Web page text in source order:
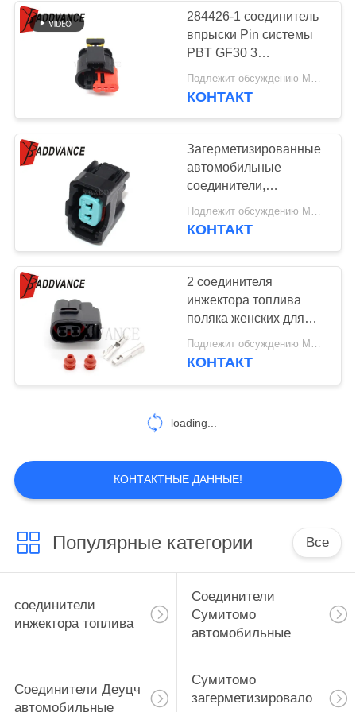
Соединители ФКИ
автомобильные
33
Разъем катушки
зажигания
20
Соединители ФЭП
101
автомобильные
электрические
соединители
1303
284426-1 соединитель
впрыски Pin системы
PBT GF30 3
соединителя MCP TE
AMP женский
КОНТАКТ
Загерметизированные
автомобильные
соединители,
штепсельная вилка
6189-0553 инжектора
Подлежит обсуждению MOQ:100 единиц
КОНТАКТ
2 соединителя
инжектора топлива
поляка женских для
Тойота с терминалами
MG640605
Подлежит обсуждению MOQ:100 единиц
КОНТАКТ
loading...
КОНТАКТНЫЕ ДАННЫЕ!
Популярные категории Все
соединители
инжектора топлива
Соединители
Сумитомо
автомобильные
Соединители Деуцч
автомобильные
Сумитомо
загерметизировало